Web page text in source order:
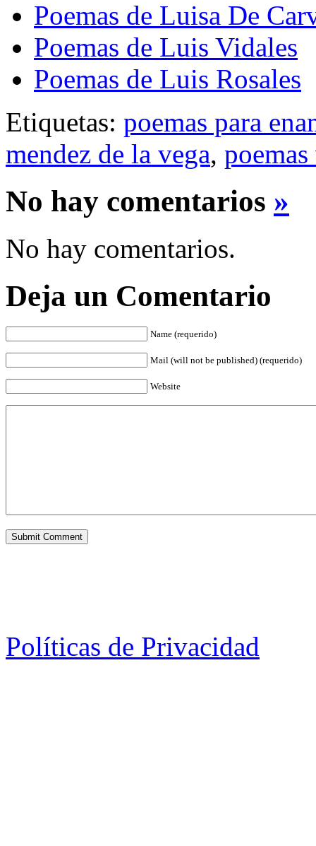
Poemas de Luisa De
Poemas de Luis Vidales
Poemas de Luis Rosales
Etiquetas: poemas para
mendez de la vega,
No hay comentarios »
No hay comentarios.
Deja un Comentario
Name (requerido)
Mail (will not be published) (requerido)
Website
Políticas de Privacidad